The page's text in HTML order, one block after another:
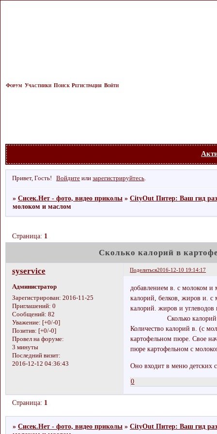
Форум Участники Поиск Регистрация Войти
Привет, Гость! Войдите илизарегистрируйтесь.
»Сисек.Нет - фото, видео приколы »CityOut Питер: Ваш гид
молоком и маслом
Сколько калорий в
Страница: 1
Поделиться2016-12-10 19:14:17
syservice
Администратор
Зарегистрирован: 2016-11-25
Приглашений: 0
Сообщений: 82
Уважение: [+0/-0]
Позитив: [+0/-0]
Провел на форуме:
3 минуты
Последний визит:
2016-12-12 04:36:43
добавлением в. с молоком
калорий, белков, жиров и.
калорий. жиров и углеводов
Сколько
Количество калорий в. (с
картофельном пюре. Свое
пюре картофельном с
Оно входит в меню детских
0
Страница: 1
»Сисек.Нет - фото, видео приколы »CityOut Питер: Ваш гид